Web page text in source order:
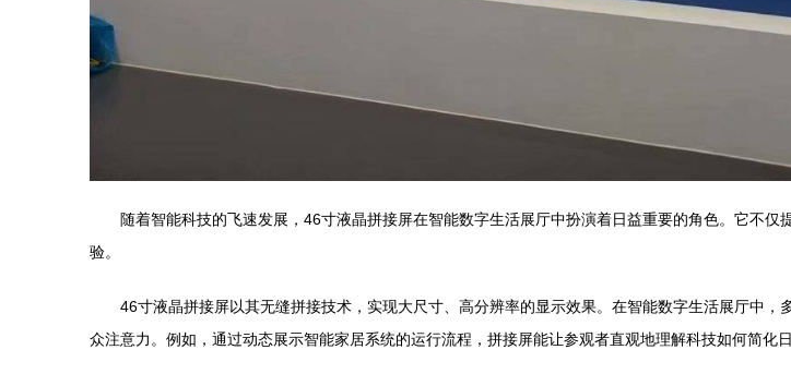
随着智能科技的飞速发展，46寸液晶拼接屏在智能数字生活展厅中扮演着日益重要的角色。它不
验。
46寸液晶拼接屏以其无缝拼接技术，实现大尺寸、高分辨率的显示效果。在智能数字生活展厅中
众注意力。例如，通过动态展示智能家居系统的运行流程，拼接屏能让参观者直观地理解科技如何简化日